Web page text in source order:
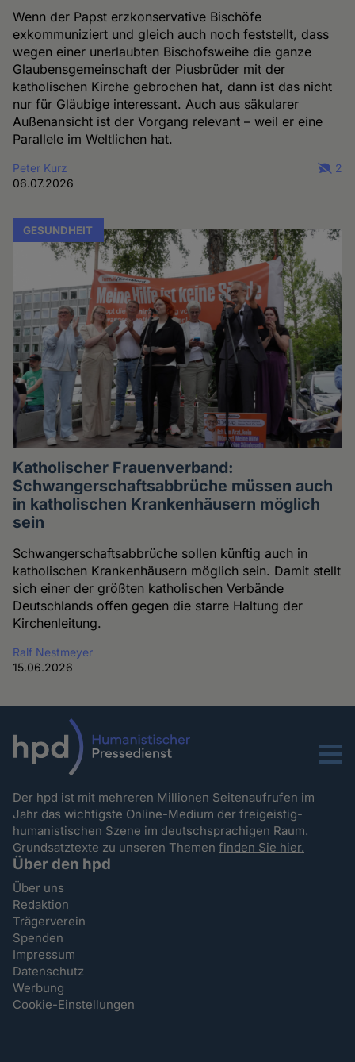
Wenn der Papst erzkonservative Bischöfe
exkommuniziert und gleich auch noch feststellt, dass
wegen einer unerlaubten Bischofsweihe die ganze
Glaubensgemeinschaft der Piusbrüder mit der
katholischen Kirche gebrochen hat, dann ist das nicht
nur für Gläubige interessant. Auch aus säkularer
Außenansicht ist der Vorgang relevant – weil er eine
Parallele im Weltlichen hat.
Peter Kurz
06.07.2026
2
GESUNDHEIT
Katholischer Frauenverband:
Schwangerschaftsabbrüche müssen auch
in katholischen Krankenhäusern möglich
sein
Schwangerschaftsabbrüche sollen künftig auch in
katholischen Krankenhäusern möglich sein. Damit stellt
sich einer der größten katholischen Verbände
Deutschlands offen gegen die starre Haltung der
Kirchenleitung.
Ralf Nestmeyer
15.06.2026
Menu
Der hpd ist mit mehreren Millionen Seitenaufrufen im
Jahr das wichtigste Online-Medium der freigeistig-
humanistischen Szene im deutschsprachigen Raum.
Grundsatztexte zu unseren Themenfinden Sie hier.
Über den hpd
Über uns
Redaktion
Trägerverein
Spenden
Impressum
Datenschutz
Werbung
Cookie-Einstellungen